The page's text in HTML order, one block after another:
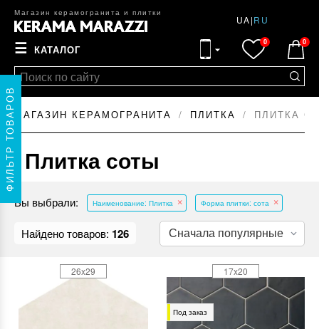
Магазин керамогранита и плитки
UA|RU
☰ КАТАЛОГ
0 0
МАГАЗИН КЕРАМОГРАНИТА ПЛИТКА ПЛИТКА
Плитка соты
Вы выбрали: Наименование: Плитка Форма плитки: сота
Найдено товаров: 126
26x29
Под заказ
17x20
ФИЛЬТР ТОВАРОВ